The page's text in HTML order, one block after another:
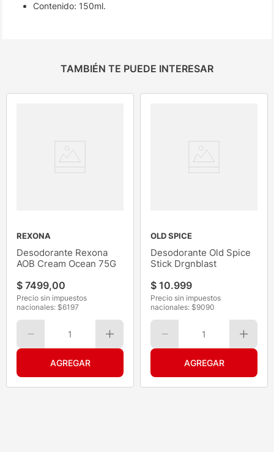
Contenido: 150ml.
TAMBIÉN TE PUEDE INTERESAR
REXONA
Desodorante Rexona
AOB Cream Ocean 75G
$ 7499,00
Precio sin impuestos
nacionales: $6197
1
OLD SPICE
Desodorante Old Spice
Stick Drgnblast
$ 10.999
Precio sin impuestos
nacionales: $9090
1